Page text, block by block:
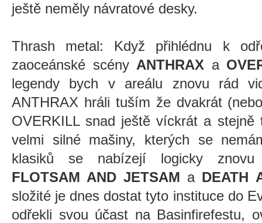
ještě neměly návratové desky.
Thrash metal: Když přihlédnu k
zaoceánské scény ANTHRAX a
legendy bych v areálu znovu rád
ANTHRAX hráli tuším že dvakrát
OVERKILL snad ještě víckrát a
velmi silné mašiny, kterých se
klasiků se nabízejí logicky
FLOTSAM AND JETSAM a DEATH
složité je dnes dostat tyto instituce do
odřekli svou účast na Basinfirefestu,